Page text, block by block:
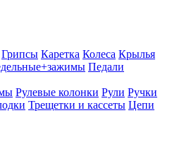
Грипсы Каретка Колеса Крылья
Педали
Рулевые колонки Рули Ручки
Трещетки и кассеты Цепи